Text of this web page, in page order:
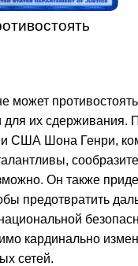
может
для их сдерживания.
США Шона Генри,
Он также
предотвратить
кардинально
сетей.